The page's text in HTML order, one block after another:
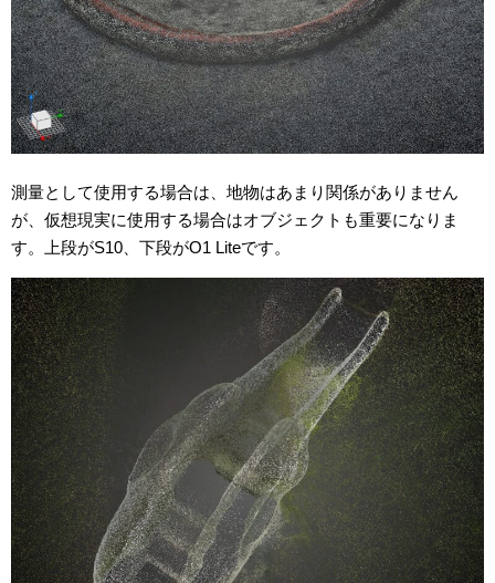
測量として使用する場合は、地物はあまり関係がありません
が、仮想現実に使用する場合はオブジェクトも重要になりま
す。上段がS10、下段がO1 Liteです。